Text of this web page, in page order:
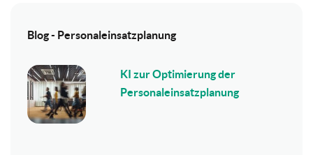
Blog - Personaleinsatzplanung
KI zur Optimierung der
Personaleinsatzplanung